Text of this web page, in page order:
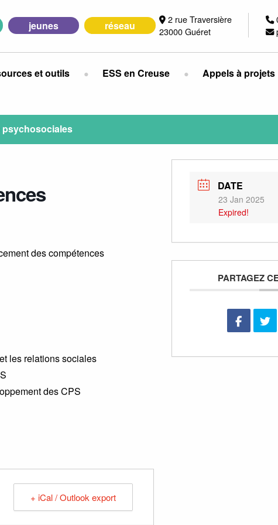
jeunes réseau
2 rue Traversière
23000 Guéret
et outils ESS en Creuse Appels à projets
psychosociales
des compétences
les relations sociales
des CPS
+ iCal / Outlook export
DATE
23 Jan 2025
Expired!
PARTAGEZ